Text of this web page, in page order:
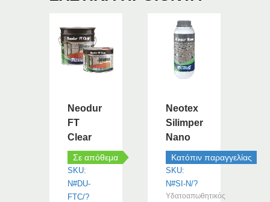
Neodur
FT
Clear
Σε απόθεμα
SKU:
N#DU-
FTC/?
Neotex
Silimper
Nano
Κατόπιν παραγγελίας
SKU:
N#SI-N/?
Yδατοαπωθητικός